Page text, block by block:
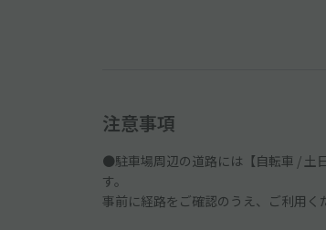
注意事項
●駐車場周辺の道路には【自転車 / 土
す。
事前に経路をご確認のうえ、ご利用く